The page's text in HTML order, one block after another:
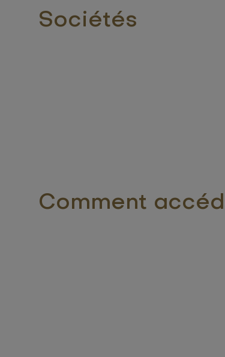
Sociétés
Comment